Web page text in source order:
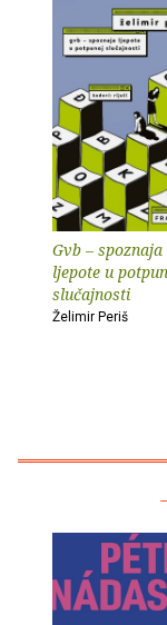
Gvb – spoznaja
ljepote u
slučajnosti
Želimir Periš